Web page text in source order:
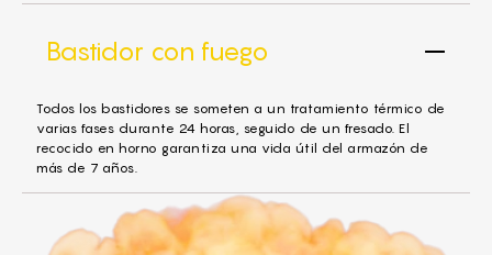
Bastidor con fuego
Todos los bastidores se someten a un tratamiento térmico de
varias fases durante 24 horas, seguido de un fresado. El
recocido en horno garantiza una vida útil del armazón de
más de 7 años.